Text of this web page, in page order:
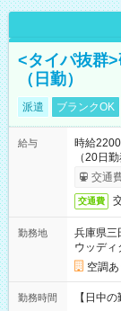
<タイパ抜群
（日勤）
派遣 ブランクOK
給与
時給
（20日
交通
交通費
勤務地
兵庫県三
ウッディ
空調
勤務時間 【日中